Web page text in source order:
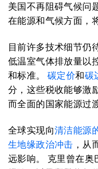
美国不再阻碍气候问
在能源和气候方面，
目前许多技术细节仍
低温室气体排放量以
和标准。 碳定价和碳
分，这些税收能够激
而全面的国家能源过
全球实现向清洁能源
生地缘政治冲击 ，从
远影响。 克里曾在奥